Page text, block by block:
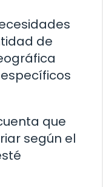
de
que
según el